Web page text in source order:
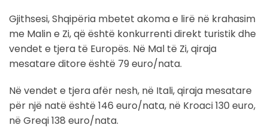
Gjithsesi, Shqipëria mbetet akoma e lirë në krahasim
me Malin e Zi, që është konkurrenti direkt turistik dhe
vendet e tjera të Europës. Në Mal të Zi, qiraja
mesatare ditore është 79 euro/nata.
Në vendet e tjera afër nesh, në Itali, qiraja mesatare
për një natë është 146 euro/nata, në Kroaci 130 euro,
në Greqi 138 euro/nata.